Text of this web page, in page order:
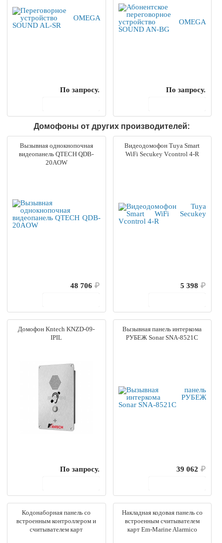
По запросу.
По запросу.
Домофоны от других производителей:
Вызывная однокнопочная
видеопанель QTECH QDB-
20AOW
48 706 ₽
Видеодомофон Tuya Smart
WiFi Secukey Vcontrol 4-R
5 398 ₽
Домофон Kntech KNZD-09-
IPIL
По запросу.
Вызывная панель интеркома
РУБЕЖ Sonar SNA-8521C
39 062 ₽
Кодонаборная панель со
встроенным контроллером и
считывателем карт
Накладная кодовая панель со
встроенным считывателем
карт Em-Marine Alarmico